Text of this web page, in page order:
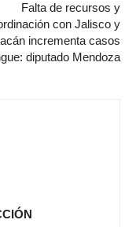
Falta de recursos y
con Jalisco y
incrementa casos
diputado Mendoza